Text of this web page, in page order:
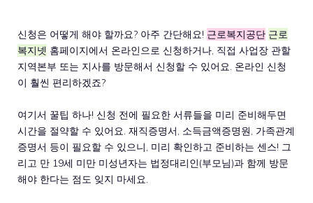
신청은 어떻게 해야 할까요? 아주 간단해요! 근로복지공단 근로
복지넷 홈페이지에서 온라인으로 신청하거나, 직접 사업장 관할
지역본부 또는 지사를 방문해서 신청할 수 있어요. 온라인 신청
이 훨씬 편리하겠죠?
여기서 꿀팁 하나! 신청 전에 필요한 서류들을 미리 준비해두면
시간을 절약할 수 있어요. 재직증명서, 소득금액증명원, 가족관계
증명서 등이 필요할 수 있으니, 미리 확인하고 준비하는 센스! 그
리고 만 19세 미만 미성년자는 법정대리인(부모님)과 함께 방문
해야 한다는 점도 잊지 마세요.